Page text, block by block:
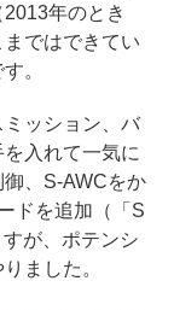
年のとき
ではできてい
。
ッション、バ
入れて一気に
、S-AWCをか
ドを追加（「S
が、ポテンシ
ました。